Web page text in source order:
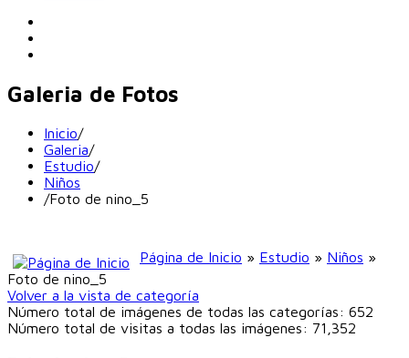
Galeria de Fotos
Inicio/
Galeria/
Estudio/
Niños
/Foto de nino_5
Página de Inicio » Estudio » Niños »
Foto de nino_5
Volver a la vista de categoría
Número total de imágenes de todas las categorías: 652
Número total de visitas a todas las imágenes: 71,352